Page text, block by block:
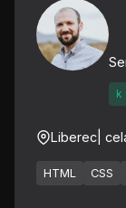
k
Liberec |
HTML CSS